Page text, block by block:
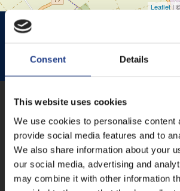
Consent Details
This website uses cookies
We use cookies to personalise content
provide social media features and to
We also share information about your
our social media, advertising and
may combine it with other information
Leaflet| ©
HISTÓRIA KERT
MOBIL APP
TÖLTSE LE